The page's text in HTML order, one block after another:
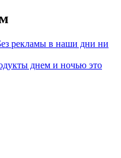
рекламы в наши дни ни
днем и ночью это